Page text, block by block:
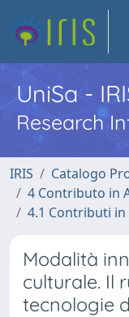
UniSa -
Research
IRIS
Catalogo
4 Contributo in
4.1 Contributi
Modalità
culturale. Il
tecnologie